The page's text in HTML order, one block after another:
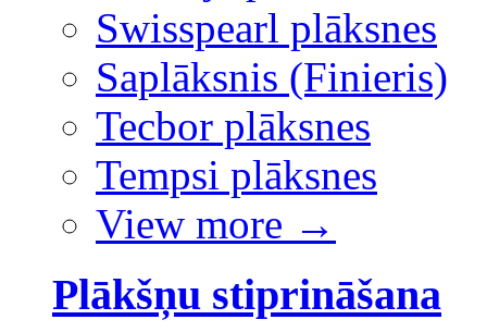
Swisspearl plāksnes
Saplāksnis (Finieris)
Tecbor plāksnes
Tempsi plāksnes
View more →
Plākšņu stiprināšana